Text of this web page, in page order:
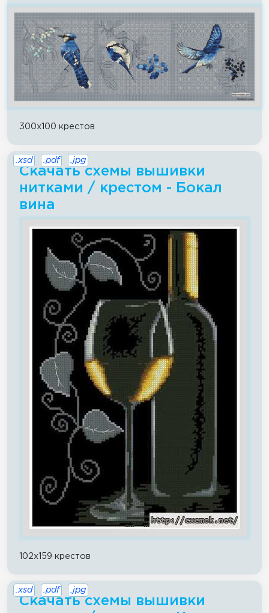
300x100 крестов
Скачать схемы вышивки
нитками / крестом - Бокал
вина
.xsd .pdf .jpg
102x159 крестов
Скачать схемы вышивки
.xsd .pdf .jpg